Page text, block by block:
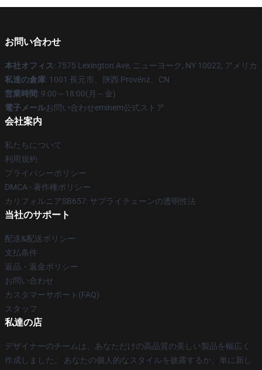
お問い合わせ
本社オフィス: 7575 Lexington Ave, ニューヨーク, NY 10022, アメリカ
私達の倉庫: 1001 長元市、陝西 Provënz、CN
営業時間: 9:00～18:00(月～金)
電子メールお問い合わせeminem公式ストア
会社案内
私たちについて
利用規約
プライバシーポリシー
DMCA - 著作権ポリシー
カリフォルニアSB657: サプライチェーンの透明性法
当社のサポート
配送&配送ポリシー
支払条件
返品・返金ポリシー
お問い合わせ
カスタマーサポート(FAQ)
スタッフ
私達の店
デザイナーのチームは、あなただけの高品質の美しい製品を幅広く
作成しました。 あなたの個人的なスタイルを披露するか、単に新し